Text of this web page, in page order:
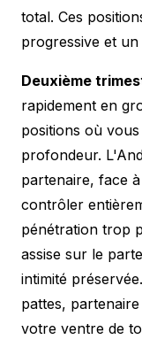
total. Ces
progressive et
Deuxième
rapidement en
positions où
profondeur.
partenaire, face
contrôler
pénétration trop
assise sur le
intimité
pattes,
votre ventre de